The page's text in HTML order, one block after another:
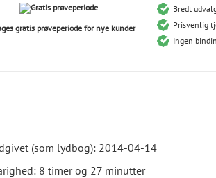
gratis prøveperiode for nye kunder
Bredt
Prisvenlig
Ingen
(som lydbog): 2014-04-14
8 timer og 27 minutter